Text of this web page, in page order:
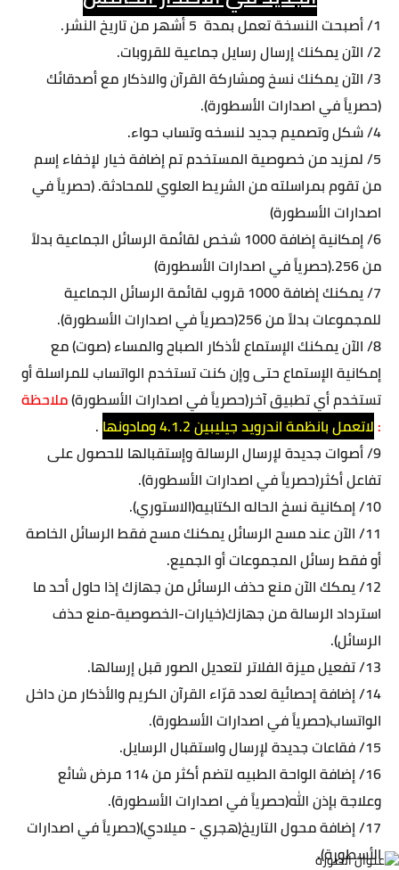
1/ أصبحت النسخة تعمل بمدة 5 أشهر من تاريخ النشر.
2/ الآن يمكنك إرسال رسايل جماعية للقروبات.
3/ الآن يمكنك نسخ ومشاركة القرآن والاذكار مع أصدقائك
(حصرياً في اصدارات الأسطورة).
4/ شكل وتصميم جديد لنسخه وتساب حواء.
5/ لمزيد من خصوصية المستخدم تم إضافة خيار لإخفاء إسم
من تقوم بمراسلته من الشريط العلوي للمحادثة. (حصرياً في
اصدارات الأسطورة)
6/ إمكانية إضافة 1000 شخص لقائمة الرسائل الجماعية بدلاً
من 256.(حصرياً في اصدارات الأسطورة)
7/ يمكنك إضافة 1000 قروب لقائمة الرسائل الجماعية
للمجموعات بدلاً من 256(حصرياً في اصدارات الأسطورة).
8/ الآن يمكنك الإستماع لأذكار الصباح والمساء (صوت) مع
إمكانية الإستماع حتى وإن كنت تستخدم الواتساب للمراسلة أو
تستخدم أي تطبيق آخر(حصرياً في اصدارات الأسطورة)ملاحظة
: لاتعمل بانظمة اندرويد جيليبين 4.1.2 ومادونها
.
9/ أصوات جديدة لإرسال الرسالة وإستقبالها للحصول على
تفاعل أكثر(حصرياً في اصدارات الأسطورة).
10/ إمكانية نسخ الحاله الكتابيه(الاستوري).
11/ الآن عند مسح الرسائل يمكنك مسح فقط الرسائل الخاصة
أو فقط رسائل المجموعات أو الجميع.
12/ يمكك الآن منع حذف الرسائل من جهازك إذا حاول أحد ما
استرداد الرسالة من جهازك(خيارات-الخصوصية-منع حذف
الرسائل).
13/ تفعيل ميزة الفلاتر لتعديل الصور قبل إرسالها.
14/ إضافة إحصائية لعدد قرّاء القرآن الكريم والأذكار من داخل
الواتساب(حصرياً في اصدارات الأسطورة).
15/ فقاعات جديدة لإرسال واستقبال الرسايل.
16/ إضافة الواحة الطبيه لتضم أكثر من 114 مرض شائع
وعلاجة بإذن الله(حصرياً في اصدارات الأسطورة).
17/ إضافة محول التاريخ(هجري - ميلادي)(حصرياً في اصدارات
الأسطورة).